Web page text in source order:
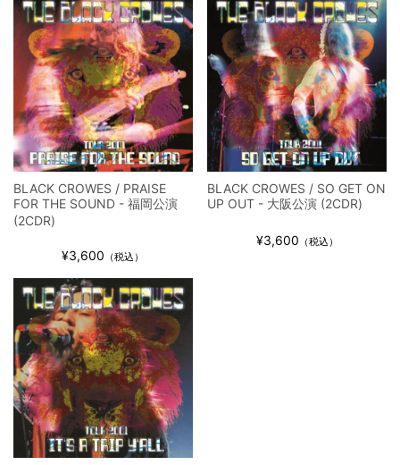
*NEW RELEASE (最新約3ヶ月)
2024.6.24
ビリー・ジョエル / 2024年3月24日 100Aniv. 米M.S.G公演 完全
収録！
*NEW RELEASE (最新約3ヶ月)
2024.6.24
リアム・ギャラガー / 2024年6月3日 カーディフ公演 IEM/AUD 完
全収録！
*NEW RELEASE (最新約3ヶ月)
2024.6.24
スコーピオンズ / 2024年6月15日 リスボン公演 FHD 完全収録！
マネスキン / 2024年6月9日 ドイツ ROCK AM RING 公演 FHD 完
全収録！
リアム・ギャラガー / 2024年6月1日 英国シェフィールド公演 完
全収録！
*NEW RELEASE (最新約3ヶ月)
メガデス / 2023年8月4日 ドイツ W.O.A. 公演 FHD 完全収録！
*NEW RELEASE (最新約3ヶ月)
ユーライア・ヒープ / 2023年8月3日 ドイツ W.O.A. 公演 FHD 完
全収録！
*NEW RELEASE (最新約3ヶ月)
ジャーニー / 1979年5月8+9日 コロラド州 2公演 SBD 完全収録！
BLACK CROWES / PRAISE
FOR THE SOUND - 福岡公演
(2CDR)
¥3,600 （税込）
BLACK CROWES / SO GET ON
UP OUT - 大阪公演 (2CDR)
¥3,600 （税込）